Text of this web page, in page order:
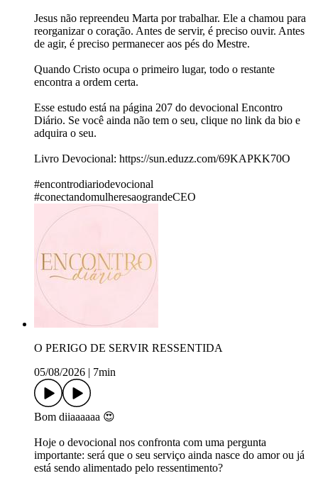
Jesus não repreendeu Marta por trabalhar. Ele a chamou para
reorganizar o coração. Antes de servir, é preciso ouvir. Antes
de agir, é preciso permanecer aos pés do Mestre.
Quando Cristo ocupa o primeiro lugar, todo o restante
encontra a ordem certa.
Esse estudo está na página 207 do devocional Encontro
Diário. Se você ainda não tem o seu, clique no link da bio e
adquira o seu.
Livro Devocional: https://sun.eduzz.com/69KAPKK70O
#encontrodiariodevocional
#conectandomulheresaograndeCEO
O PERIGO DE SERVIR RESSENTIDA
05/08/2026
7min
Bom diiaaaaaa 😍
Hoje o devocional nos confronta com uma pergunta
importante: será que o seu serviço ainda nasce do amor ou já
está sendo alimentado pelo ressentimento?